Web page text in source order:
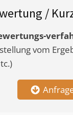
/
vom